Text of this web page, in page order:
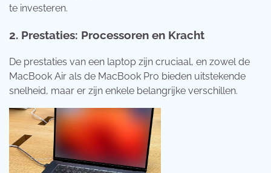
te investeren.
2. Prestaties: Processoren en Kracht
De prestaties van een laptop zijn cruciaal, en zowel de
MacBook Air als de MacBook Pro bieden uitstekende
snelheid, maar er zijn enkele belangrijke verschillen.